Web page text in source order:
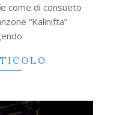
come di consueto
“Kalinifta”